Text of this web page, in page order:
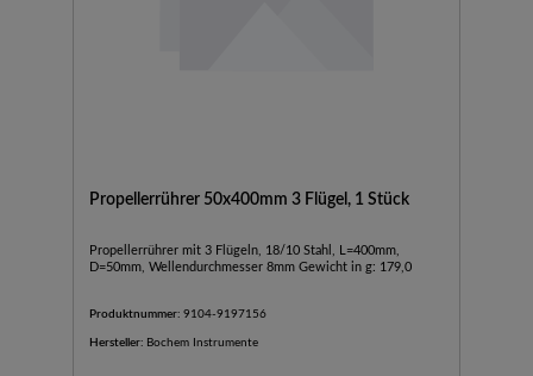
Propellerrührer 50x400mm 3 Flügel, 1 Stück
Propellerrührer mit 3 Flügeln, 18/10 Stahl, L=400mm,
D=50mm, Wellendurchmesser 8mm Gewicht in g: 179,0
Produktnummer: 9104-9197156
Hersteller: Bochem Instrumente